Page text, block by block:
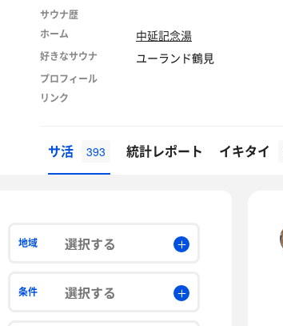
サウナ歴
ホーム
中延記念湯
好きなサウナ ユーランド鶴見
プロフィール
リンク
サ活 393 統計レポート イキタイ
地域 選択する
条件 選択する